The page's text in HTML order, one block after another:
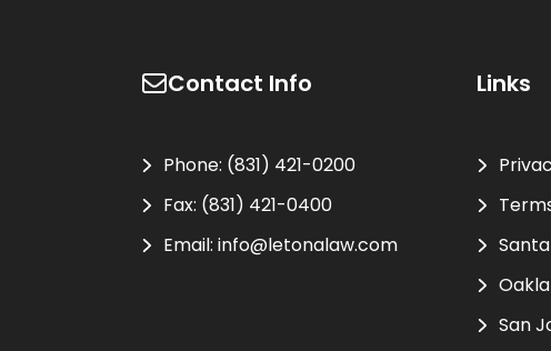
Contact Info
Phone: (831) 421-0200
Fax: (831) 421-0400
Email:info@letonalaw.com
Links
San